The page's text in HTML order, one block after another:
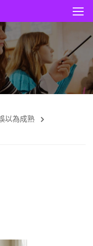
以為成熟